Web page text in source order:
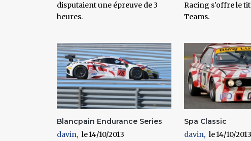
disputaient une épreuve de 3
heures.
Racing s'offre le
Teams.
Blancpain Endurance Series
davin
14/10/2013
Spa Classic
davin
14/10/2013